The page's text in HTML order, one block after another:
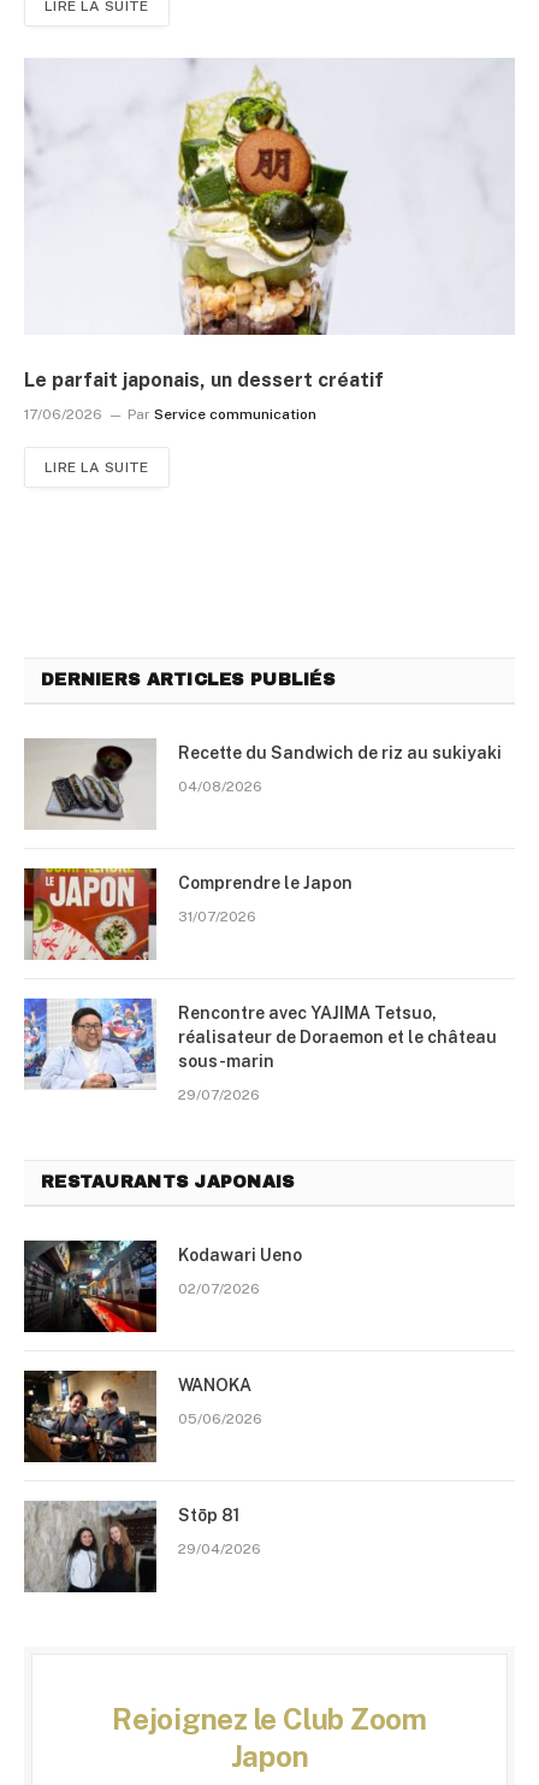
LIRE LA SUITE
Le parfait japonais, un dessert créatif
17/06/2026 Par Service communication
LIRE LA SUITE
DERNIERS ARTICLES PUBLIÉS
Recette du Sandwich de riz au sukiyaki
04/08/2026
Comprendre le Japon
31/07/2026
Rencontre avec YAJIMA Tetsuo,
réalisateur de Doraemon et le château
sous-marin
29/07/2026
RESTAURANTS JAPONAIS
Kodawari Ueno
02/07/2026
WANOKA
05/06/2026
Stōp 81
29/04/2026
Rejoignez le Club Zoom
Japon